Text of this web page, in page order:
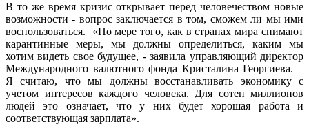
В то же время кризис открывает перед человечеством новые
возможности - вопрос заключается в том, сможем ли мы ими
воспользоваться. «По мере того, как в странах мира снимают
карантинные меры, мы должны определиться, каким мы
хотим видеть свое будущее, - заявила управляющий директор
Международного валютного фонда Кристалина Георгиева. –
Я считаю, что мы должны восстанавливать экономику с
учетом интересов каждого человека. Для сотен миллионов
людей это означает, что у них будет хорошая работа и
соответствующая зарплата».